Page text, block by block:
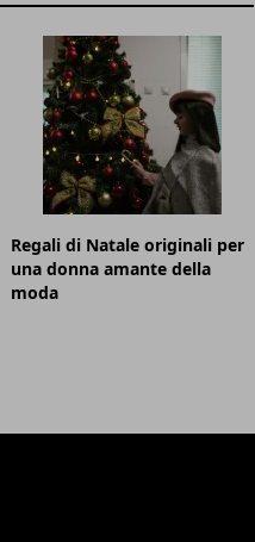
Regali di Natale originali per
una donna amante della
moda